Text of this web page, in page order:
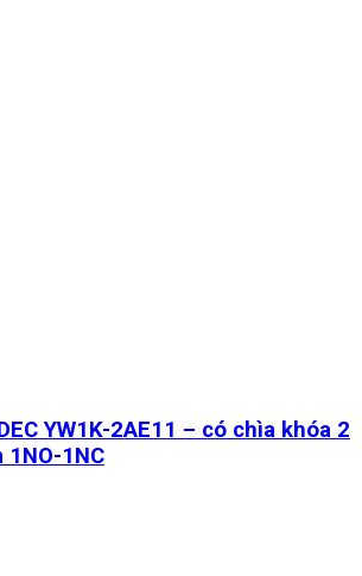
YW1K-2AE11 – có chìa khóa 2
1NC